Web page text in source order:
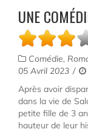
UNE
Comédie,
05 Avril 2023
Après avoir
dans la vie de
petite fille de 3
hauteur de leur